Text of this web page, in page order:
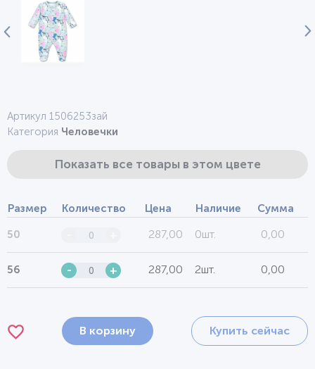
Артикул 1506253зай
Категория Человечки
Показать все товары в этом цвете
Размер Количество Цена Наличие Сумма
50 287,00 0шт. 0,00
56 - + 287,00 2шт. 0,00
В корзину Купить сейчас